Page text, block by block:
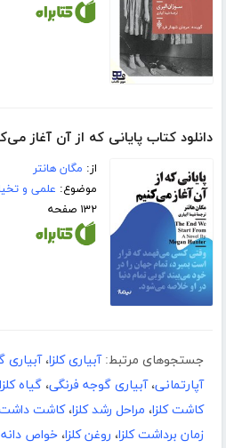
دانلود کتاب پایانی که از آن آغاز
از: مگان هانتر
موضوع: علمی و
۱۳۲ صفحه
جستجوهای مرتبط: آبیاری کلزا،آبیاری
آپارتمانی،آبیاری گوجه فرنگی، گیاه کلزا
کاشت کلزا، مراحل رشد کلزا،کاشت داشت
زمان برداشت کلزا، روغن کلزا، خواص دانه